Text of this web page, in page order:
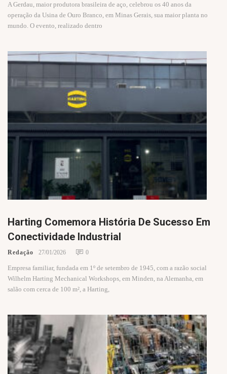
A Gerdau, maior produtora brasileira de aço, celebrou os 40 anos da
operação da Usina de Ouro Branco, em Minas Gerais, sua maior planta no
mundo. O evento, realizado dentro
Harting Comemora História De Sucesso Em
Conectividade Industrial
Redação 27/01/2026 0
Empresa familiar, fundada em 1º de setembro de 1945, com a razão social
Wilhelm Harting Mechanical Workshops, em Minden, na Alemanha, em
salão com cerca de 100 m², a Harting,